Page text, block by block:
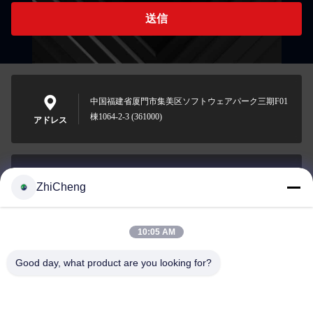
送信
アドレス
中国福建省厦門市集美区ソフトウェアパーク三期F01
棟1064-2-3 (361000)
0086-592-5636807
ZhiCheng
10:05 AM
Good day, what product are you looking for?